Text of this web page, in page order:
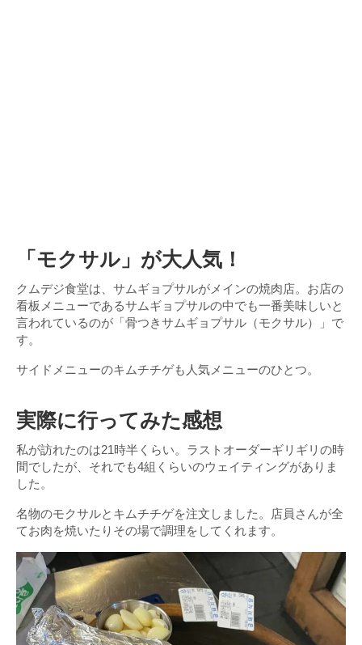
「モクサル」が大人気！
クムデジ食堂は、サムギョプサルがメインの焼肉店。お店の
看板メニューであるサムギョプサルの中でも一番美味しいと
言われているのが「骨つきサムギョプサル（モクサル）」で
す。
サイドメニューのキムチチゲも人気メニューのひとつ。
実際に行ってみた感想
私が訪れたのは21時半くらい。ラストオーダーギリギリの時
間でしたが、それでも4組くらいのウェイティングがありま
した。
名物のモクサルとキムチチゲを注文しました。店員さんが全
てお肉を焼いたりその場で調理をしてくれます。